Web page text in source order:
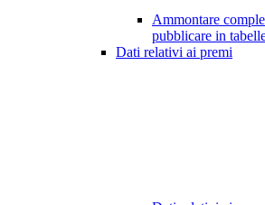
Ammontare
pubblicare in
Dati relativi ai premi